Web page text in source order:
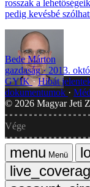
rosszak a
pedig kevésbé
Bede Márton
gazdaság
2013.
GYIK Hibát
dokumentumok
© 2026 Magyar Jeti
Vége
Menü